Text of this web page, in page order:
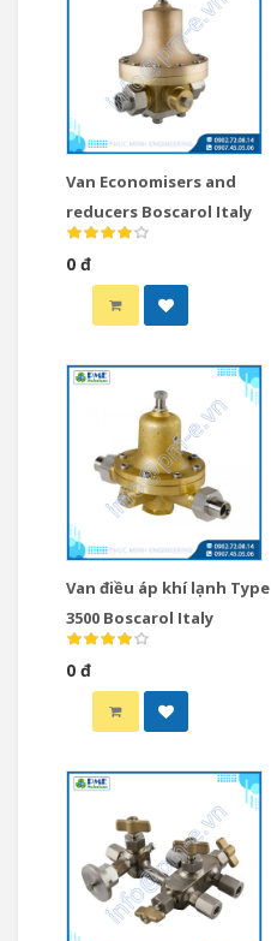
Van Economisers and
reducers Boscarol Italy
0 đ
Van điều áp khí lạnh Type
3500 Boscarol Italy
0 đ